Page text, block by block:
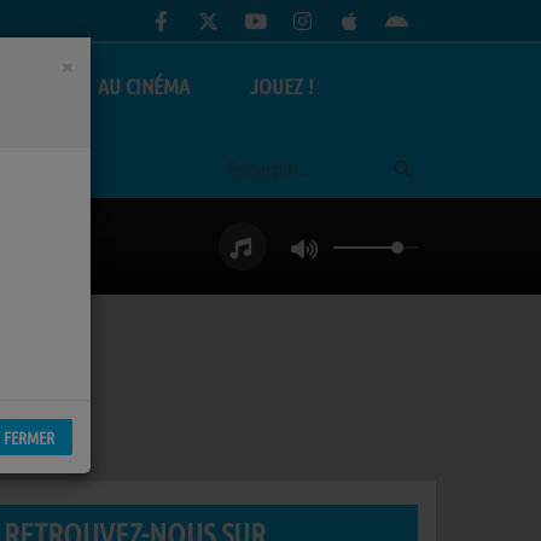
AU CINÉMA JOUEZ !
RETROUVEZ-NOUS SUR
×
FERMER